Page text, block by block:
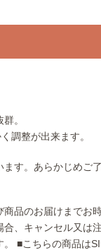
。
調整が出来ます。
す。あらかじめご了
品のお届けまでお
、キャンセル又は
■こちらの商品は